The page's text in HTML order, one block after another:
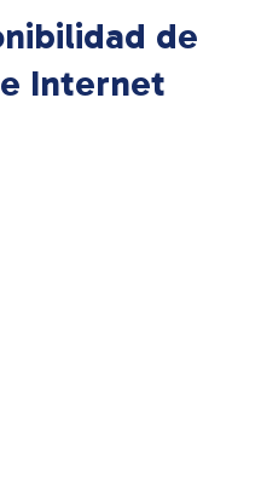
de
Internet